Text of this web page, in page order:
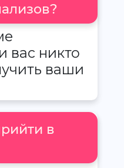
вас никто
ваши
в